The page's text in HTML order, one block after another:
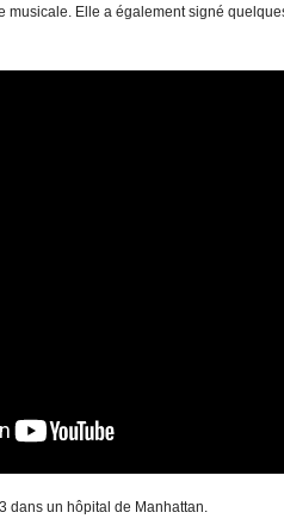
musicale. Elle a également signé
dans un hôpital de Manhattan.